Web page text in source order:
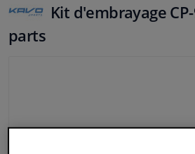
Pièces moteur & accessoires
Kit d'embrayage
parts